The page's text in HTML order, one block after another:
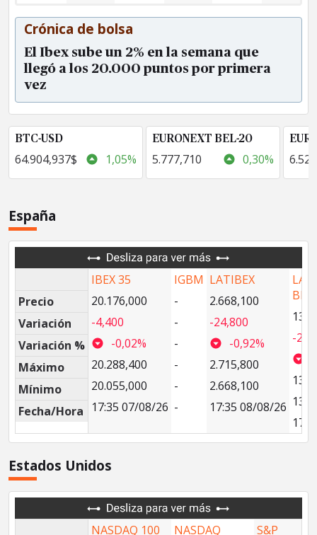
Crónica de bolsa
El Ibex sube un 2% en la semana que
llegó a los 20.000 puntos por primera
vez
BTC-USD
64.904,937$ 1,05%
EURONEXT BEL-20
5.777,710 0,30%
España
Precio
Variación
Variación %
Máximo
Mínimo
Fecha/Hora
IBEX 35
20.176,000
-4,400
-0,02%
20.288,400
20.055,000
17:35 07/08/26
IGBM
-
-
-
-
-
-
LATIBEX
2.668,100
-24,800
-0,92%
2.715,800
2.668,100
17:35 08/08/26
-
Estados Unidos
NASDAQ 100
NASDAQ
S&P